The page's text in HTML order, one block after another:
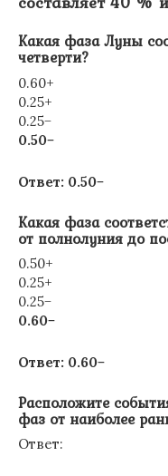
Какая фаза Луны
четверти?
0.60+
0.25+
0.25−
0.50−
Ответ: 0.50−
Какая фаза
от полнолуния до
0.50+
0.25+
0.25−
0.60−
Ответ: 0.60−
Расположите
фаз от наиболее
Ответ: